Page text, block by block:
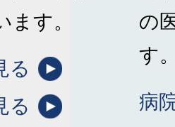
ます。
る
る
の
す
病